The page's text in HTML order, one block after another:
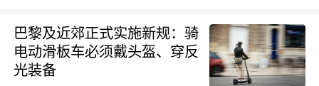
巴黎及近郊正式实施新规：骑
电动滑板车必须戴头盔、穿反
光装备